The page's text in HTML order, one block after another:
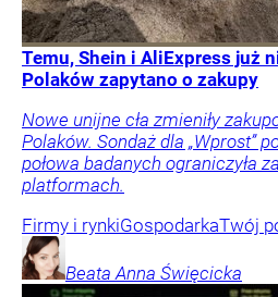
Temu, Shein i AliExpress już
Polaków zapytano o zakupy
Nowe unijne cła zmieniły
Polaków. Sondaż dla „Wprost”
połowa badanych ograniczyła
platformach.
Firmy i rynkiGospodarkaTwój
Beata Anna Święcicka